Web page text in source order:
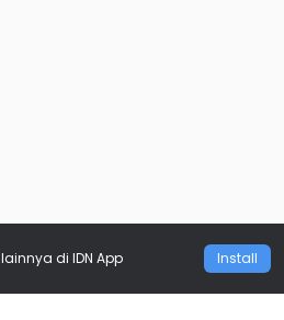
lainnya di IDN App Install